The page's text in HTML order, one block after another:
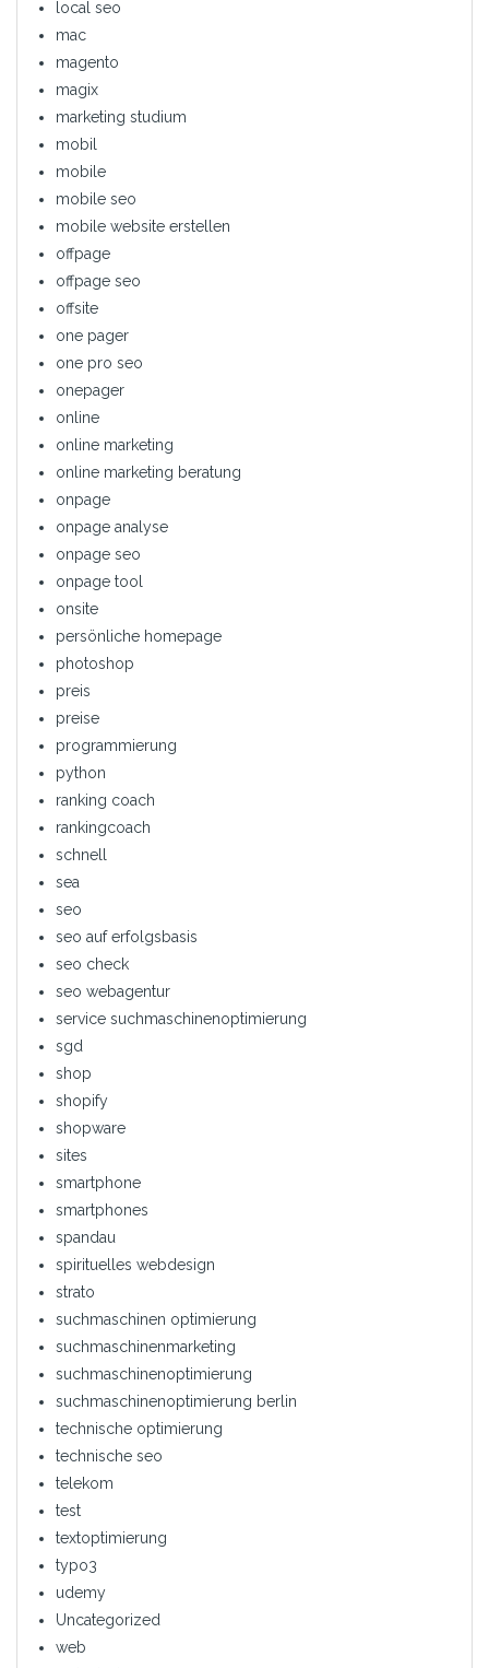
local seo
mac
magento
magix
marketing studium
mobil
mobile
mobile seo
mobile website erstellen
offpage
offpage seo
offsite
one pager
one pro seo
onepager
online
online marketing
online marketing beratung
onpage
onpage analyse
onpage seo
onpage tool
onsite
persönliche homepage
photoshop
preis
preise
programmierung
python
ranking coach
rankingcoach
schnell
sea
seo
seo auf erfolgsbasis
seo check
seo webagentur
service suchmaschinenoptimierung
sgd
shop
shopify
shopware
sites
smartphone
smartphones
spandau
spirituelles webdesign
strato
suchmaschinen optimierung
suchmaschinenmarketing
suchmaschinenoptimierung
suchmaschinenoptimierung berlin
technische optimierung
technische seo
telekom
test
textoptimierung
typo3
udemy
Uncategorized
web